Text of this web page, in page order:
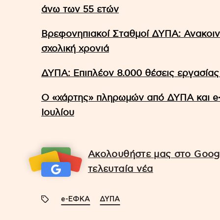
άνω των 55 ετών
Βρεφονηπιακοί Σταθμοί ΔΥΠΑ:
σχολική χρονιά
ΔΥΠΑ: Επιπλέον 8.000 θέσεις
Ο «χάρτης» πληρωμών από ΔΥΠΑ και
Ιουλίου
Ακολουθήστε μας στο
τελευταία νέα
e-ΕΦΚΑ ΔΥΠΑ